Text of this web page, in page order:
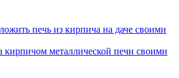
печь из кирпича на даче своими
кирпичом металлической печи своими